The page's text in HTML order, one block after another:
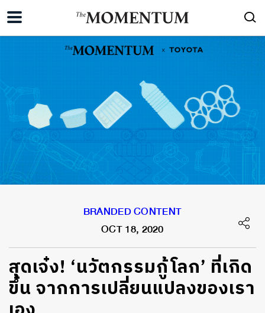
BRANDED CONTENT
OCT 18, 2020
สุดเจ๋ง! ‘นวัตกรรมกู้โลก’ ที่เกิด
ขึ้น จากการเปลี่ยนแปลงของเรา